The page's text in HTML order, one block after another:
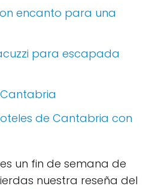
encanto para una
para escapada
de Cantabria con
un fin de semana de
nuestra reseña del